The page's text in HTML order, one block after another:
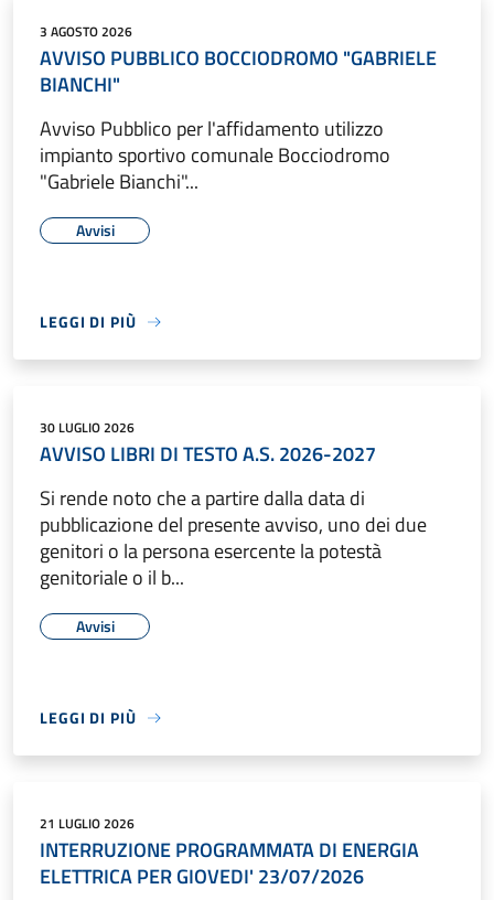
3 AGOSTO 2026
AVVISO PUBBLICO BOCCIODROMO "GABRIELE
BIANCHI"
Avviso Pubblico per l'affidamento utilizzo
impianto sportivo comunale Bocciodromo
"Gabriele Bianchi"...
Avvisi
LEGGI DI PIÙ
30 LUGLIO 2026
AVVISO LIBRI DI TESTO A.S. 2026-2027
Si rende noto che a partire dalla data di
pubblicazione del presente avviso, uno dei due
genitori o la persona esercente la potestà
genitoriale o il b...
Avvisi
LEGGI DI PIÙ
21 LUGLIO 2026
INTERRUZIONE PROGRAMMATA DI ENERGIA
ELETTRICA PER GIOVEDI' 23/07/2026